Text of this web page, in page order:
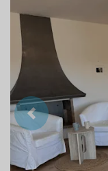
Précedent